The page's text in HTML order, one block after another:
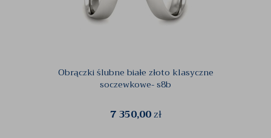
Obrączki ślubne białe złoto klasyczne
soczewkowe- s8b
7 350,00zł